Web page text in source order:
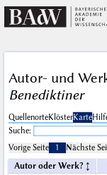
Autor- und
Benediktiner
QuellenorteKlösterKarte
Suche:
Vorige Seite
1 Nächste
Autor oder Werk?